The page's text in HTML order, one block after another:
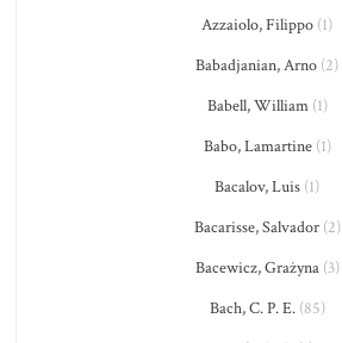
Azzaiolo, Filippo (1)
Babadjanian, Arno (2)
Babell, William(1)
Babo, Lamartine(1)
Bacalov, Luis (1)
Bacarisse, Salvador(2)
Bacewicz, Grażyna(3)
Bach, C. P. E.(85)